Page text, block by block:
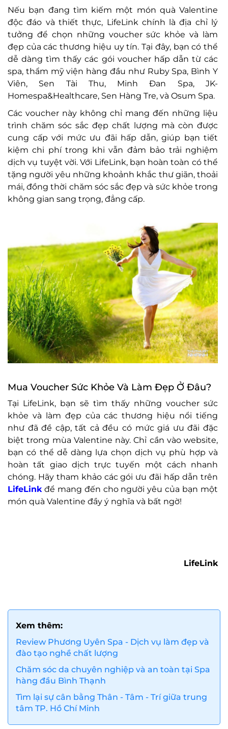
Nếu bạn đang tìm kiếm một món quà Valentine
độc đáo và thiết thực, LifeLink chính là địa chỉ lý
tưởng để chọn những voucher sức khỏe và làm
đẹp của các thương hiệu uy tín. Tại đây, bạn có thể
dễ dàng tìm thấy các gói voucher hấp dẫn từ các
spa, thẩm mỹ viện hàng đầu như Ruby Spa, Bình Y
Viên, Sen Tài Thu, Minh Đan Spa, JK-
Homespa&Healthcare, Sen Hàng Tre, và Osum Spa.
Các voucher này không chỉ mang đến những liệu
trình chăm sóc sắc đẹp chất lượng mà còn được
cung cấp với mức ưu đãi hấp dẫn, giúp bạn tiết
kiệm chi phí trong khi vẫn đảm bảo trải nghiệm
dịch vụ tuyệt vời. Với LifeLink, bạn hoàn toàn có thể
tặng người yêu những khoảnh khắc thư giãn, thoải
mái, đồng thời chăm sóc sắc đẹp và sức khỏe trong
không gian sang trọng, đẳng cấp.
Mua Voucher Sức Khỏe Và Làm Đẹp Ở Đâu?
Tại LifeLink, bạn sẽ tìm thấy những voucher sức
khỏe và làm đẹp của các thương hiệu nổi tiếng
như đã đề cập, tất cả đều có mức giá ưu đãi đặc
biệt trong mùa Valentine này. Chỉ cần vào website,
bạn có thể dễ dàng lựa chọn dịch vụ phù hợp và
hoàn tất giao dịch trực tuyến một cách nhanh
chóng. Hãy tham khảo các gói ưu đãi hấp dẫn trên
LifeLinkđể mang đến cho người yêu của bạn một
món quà Valentine đầy ý nghĩa và bất ngờ!
LifeLink
Xem thêm:
Review Phương Uyên Spa - Dịch vụ làm đẹp và
đào tạo nghề chất lượng
Chăm sóc da chuyên nghiệp và an toàn tại Spa
hàng đầu Bình Thạnh
Tìm lại sự cân bằng Thân - Tâm - Trí giữa trung
tâm TP. Hồ Chí Minh